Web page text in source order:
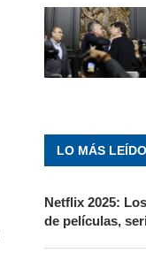
LO MÁS
Netflix 2025:
de películas,